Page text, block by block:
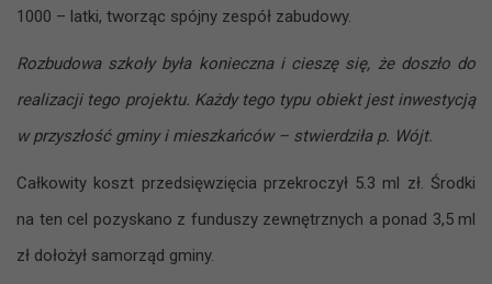
1000 – latki, tworząc spójny zespół zabudowy.
Rozbudowa szkoły była konieczna i cieszę się, że doszło do
realizacji tego projektu. Każdy tego typu obiekt jest inwestycją
w przyszłość gminy i mieszkańców – stwierdziła p. Wójt.
Całkowity koszt przedsięwzięcia przekroczył 5.3 ml zł. Środki
na ten cel pozyskano z funduszy zewnętrznych a ponad 3,5 ml
zł dołożył samorząd gminy.